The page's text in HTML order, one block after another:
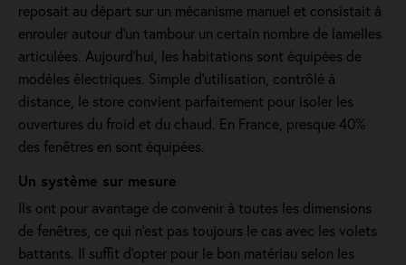
reposait au départ sur un mécanisme manuel et consistait à
enrouler autour d'un tambour un certain nombre de lamelles
articulées. Aujourd'hui, les habitations sont équipées de
modèles électriques. Simple d'utilisation, contrôlé à
distance, le store convient parfaitement pour isoler les
ouvertures du froid et du chaud. En France, presque 40%
des fenêtres en sont équipées.
Un système sur mesure
Ils ont pour avantage de convenir à toutes les dimensions
de fenêtres, ce qui n’est pas toujours le cas avec les volets
battants. Il suffit d’opter pour le bon matériau selon les